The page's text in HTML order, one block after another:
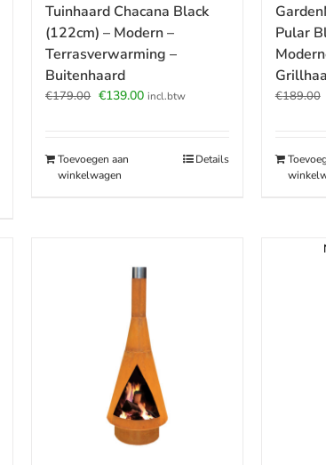
Tuinhaard Chacana Black
(122cm) – Modern –
Terrasverwarming –
Buitenhaard
€179.00 Oorspronkelijke
€139.00Huidige
€139.00.
incl.btw
Toevoegen aan
winkelwagen
Details
Pular
€189.00